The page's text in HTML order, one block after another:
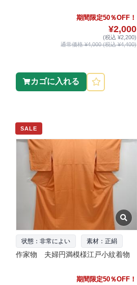
期間限定50％OFF！
¥2,000
(税込 ¥2,200)
通常価格 ¥4,000 (税込 ¥4,400)
カゴに入れる
SALE
状態：非常によい 素材：正絹
作家物 夫婦円満模様江戸小紋着物
期間限定50％OFF！